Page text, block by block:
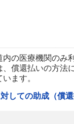
の医療機関のみ
償還払いの方法
ます。
しての助成（償還